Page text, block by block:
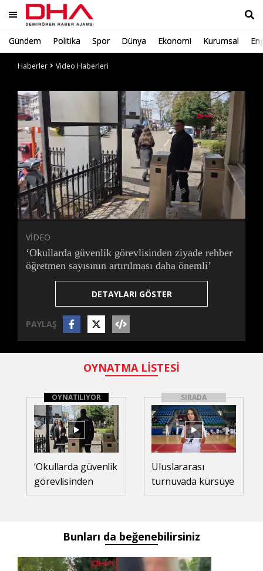
Gündem Politika Spor Dünya Ekonomi Kurumsal
Haberler
Video Haberleri
Süre
/
Toplam
Süre Yüklendi:
0%
Yükleniyor:
0%
VİDEO
‘Okullarda güvenlik görevlisinden ziyade rehber
öğretmen sayısının artırılması daha önemli’
DETAYLARI GÖSTER
PAYLAŞ
OYNATMA LİSTESİ
OYNATILIYOR
‘Okullarda güvenlik
görevlisinden
ziyade rehber
önemli’
SIRADA
Uluslararası
turnuvada kürsüye
çıkan milli
şampiyonluğu
Bunları da beğenebilirsiniz